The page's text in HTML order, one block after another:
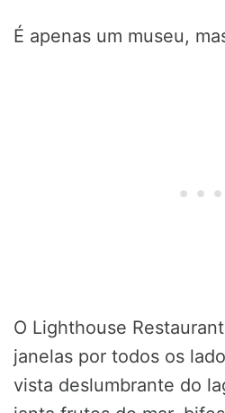
É apenas um museu,
O Lighthouse
janelas por todos os
vista deslumbrante do